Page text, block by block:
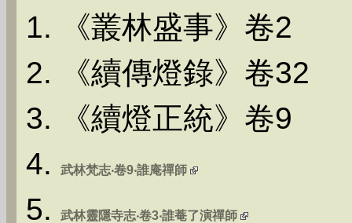
《叢林盛事》卷2
《續傳燈錄》卷32
《續燈正統》卷9
武林梵志‧卷9‧誰庵禪師
武林靈隱寺志‧卷3‧誰菴了演禪師